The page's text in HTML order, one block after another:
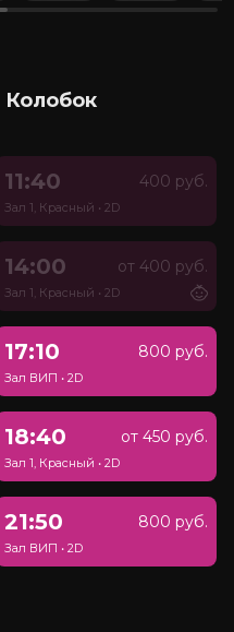
Колобок
11:40 400 руб.
Зал 1, Красный • 2D
14:00 от 400 руб.
Зал 1, Красный • 2D
17:10 800 руб.
Зал ВИП • 2D
18:40 от 450 руб.
Зал 1, Красный • 2D
21:50 800 руб.
Зал ВИП • 2D